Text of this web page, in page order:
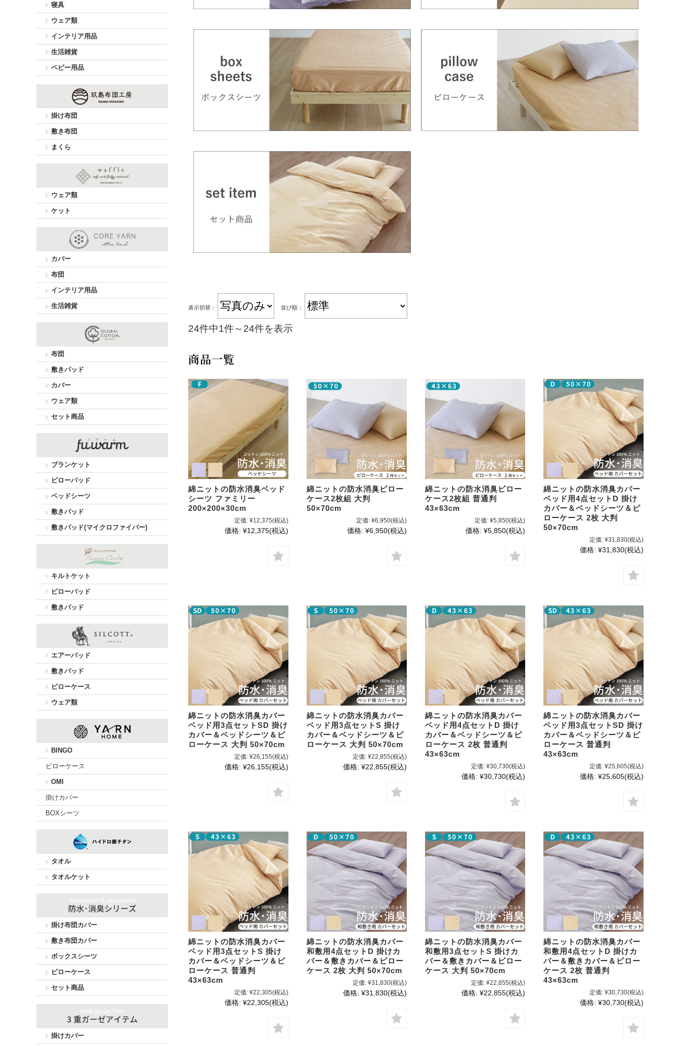
表示切替： 並び順：
24件中1件～24件を表示
商品一覧
綿ニットの防水消臭ベッド
シーツ ファミリー
200×200×30cm
定価: ¥12,375(税込)
価格: ¥12,375(税込)
綿ニットの防水消臭ピロー
ケース2枚組 大判
50×70cm
定価: ¥6,950(税込)
価格: ¥6,950(税込)
綿ニットの防水消臭ピロー
ケース2枚組 普通判
43×63cm
定価: ¥5,850(税込)
価格: ¥5,850(税込)
綿ニットの防水消臭カバー
ベッド用4点セットD 掛け
カバー＆ベッドシーツ＆ピ
ローケース 2枚 大判
50×70cm
定価: ¥31,830(税込)
価格: ¥31,830(税込)
綿ニットの防水消臭カバー
ベッド用3点セットSD 掛け
カバー＆ベッドシーツ＆ピ
ローケース 大判 50×70cm
定価: ¥26,155(税込)
価格: ¥26,155(税込)
綿ニットの防水消臭カバー
ベッド用3点セットS 掛け
カバー＆ベッドシーツ＆ピ
ローケース 大判 50×70cm
定価: ¥22,855(税込)
価格: ¥22,855(税込)
綿ニットの防水消臭カバー
ベッド用4点セットD 掛け
カバー＆ベッドシーツ＆ピ
ローケース 2枚 普通判
43×63cm
定価: ¥30,730(税込)
価格: ¥30,730(税込)
綿ニットの防水消臭カバー
ベッド用3点セットSD 掛け
カバー＆ベッドシーツ＆ピ
ローケース 普通判
43×63cm
定価: ¥25,605(税込)
価格: ¥25,605(税込)
綿ニットの防水消臭カバー
ベッド用3点セットS 掛け
カバー＆ベッドシーツ＆ピ
ローケース 普通判
43×63cm
定価: ¥22,305(税込)
価格: ¥22,305(税込)
綿ニットの防水消臭カバー
和敷用4点セットD 掛けカ
バー＆敷きカバー＆ピロー
ケース 2枚 大判 50×70cm
定価: ¥31,830(税込)
価格: ¥31,830(税込)
綿ニットの防水消臭カバー
和敷用3点セットS 掛けカ
バー＆敷きカバー＆ピロー
ケース 大判 50×70cm
定価: ¥22,855(税込)
価格: ¥22,855(税込)
綿ニットの防水消臭カバー
和敷用4点セットD 掛けカ
バー＆敷きカバー＆ピロー
ケース 2枚 普通判
43×63cm
定価: ¥30,730(税込)
価格: ¥30,730(税込)
寝具
ウェア類
インテリア用品
生活雑貨
ベビー用品
掛け布団
敷き布団
まくら
ウェア類
ケット
カバー
布団
インテリア用品
生活雑貨
布団
敷きパッド
カバー
ウェア類
セット商品
ブランケット
ピローパッド
ベッドシーツ
敷きパッド
敷きパッド(マイクロファイバー)
キルトケット
ピローパッド
敷きパッド
エアーパッド
敷きパッド
ピローケース
ウェア類
BINGO
ピローケース
OMI
掛けカバー
BOXシーツ
タオル
タオルケット
掛け布団カバー
敷き布団カバー
ボックスシーツ
ピローケース
セット商品
掛けカバー